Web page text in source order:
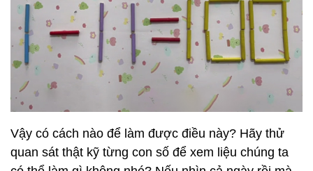
Vậy có cách nào để làm được điều này? Hãy thử
quan sát thật kỹ từng con số để xem liệu chúng ta